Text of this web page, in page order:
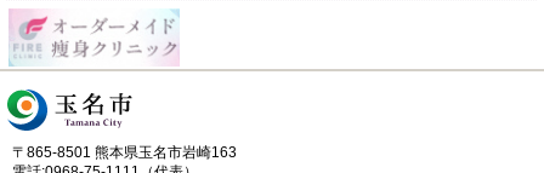
〒865-8501 熊本県玉名市岩崎163